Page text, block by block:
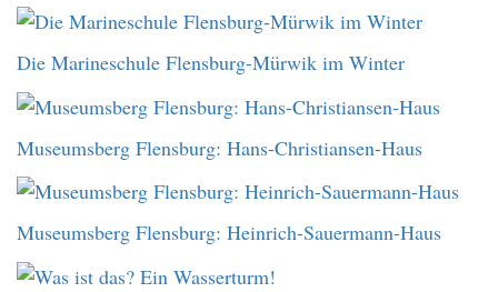
Die Marineschule Flensburg-Mürwik im Winter
Museumsberg Flensburg: Hans-Christiansen-Haus
Museumsberg Flensburg: Heinrich-Sauermann-Haus